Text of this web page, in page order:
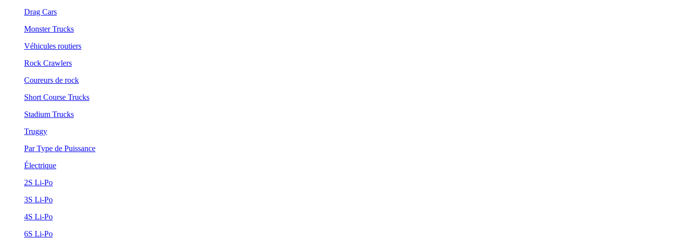
Drag Cars
Monster Trucks
Véhicules routiers
Rock Crawlers
Coureurs de rock
Short Course Trucks
Stadium Trucks
Truggy
Par Type de Puissance
Électrique
2S Li-Po
3S Li-Po
4S Li-Po
6S Li-Po